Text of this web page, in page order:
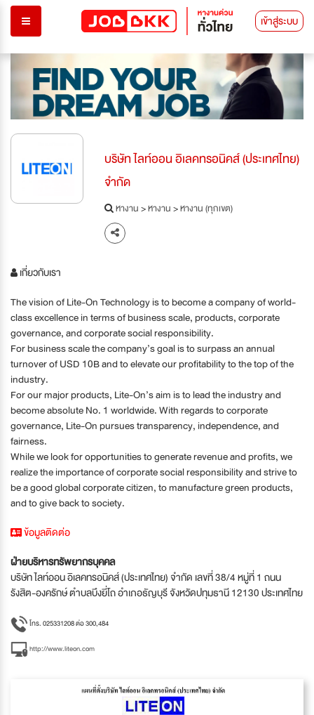
เข้าสู่ระบบ
บริษัท ไลท์ออน อิเลคทรอนิคส์ (ประเทศไทย)
จำกัด
หางาน>หางาน>หางาน (ทุกเขต)
เกี่ยวกับเรา
The vision of Lite-On Technology is to become a company of world-
class excellence in terms of business scale, products, corporate
governance, and corporate social responsibility.
For business scale the company’s goal is to surpass an annual
turnover of USD 10B and to elevate our profitability to the top of the
industry.
For our major products, Lite-On’s aim is to lead the industry and
become absolute No. 1 worldwide. With regards to corporate
governance, Lite-On pursues transparency, independence, and
fairness.
While we look for opportunities to generate revenue and profits, we
realize the importance of corporate social responsibility and strive to
be a good global corporate citizen, to manufacture green products,
and to give back to society.
ข้อมูลติดต่อ
ฝ่ายบริหารทรัพยากรบุคคล
บริษัท ไลท์ออน อิเลคทรอนิคส์ (ประเทศไทย) จำกัด เลขที่ 38/4 หมู่ที่ 1 ถนน
รังสิต-องครักษ์ ตำบลบึงยี่โถ อำเภอธัญบุรี จังหวัดปทุมธานี 12130 ประเทศไทย
โทร. 025331208 ต่อ 300,484
http://www.liteon.com